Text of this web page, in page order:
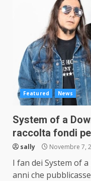
Featured News
System of a
raccolta fondi
sally Novembre 7,
I fan dei System of
anni che